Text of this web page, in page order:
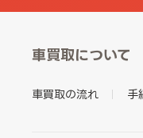
車買取について
車買取の流れ 手